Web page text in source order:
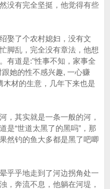
没有完全坚挺，他觉得有些
娶了个农村媳妇，没有文
脚乱，完全没有章法，他想
有道是:"性事不知，家事全
她的性不感兴趣, 一心赚
材的生意，几年下来也是
，其实就是一条一般的河，
是“世道太黑了的黑吗”，那
然钓的鱼大多都是黑了吧唧
乎乎地走到了河边拐角处一
，奔流不息，他躺在河堤，